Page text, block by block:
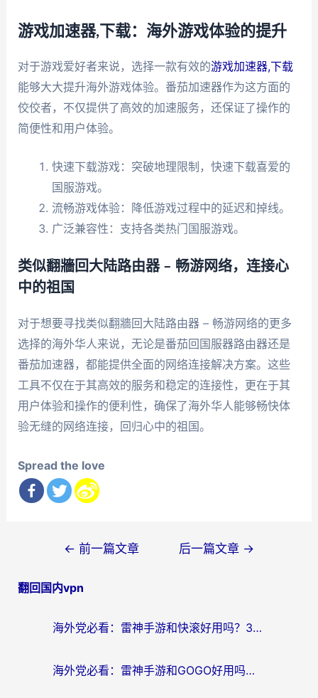
游戏加速器,下载：海外游戏体验的提升
对于游戏爱好者来说，选择一款有效的游戏加速器,下载
能够大大提升海外游戏体验。番茄加速器作为这方面的
佼佼者，不仅提供了高效的加速服务，还保证了操作的
简便性和用户体验。
快速下载游戏：突破地理限制，快速下载喜爱的
国服游戏。
流畅游戏体验：降低游戏过程中的延迟和掉线。
广泛兼容性：支持各类热门国服游戏。
类似翻牆回大陆路由器 – 畅游网络，连接心
中的祖国
对于想要寻找类似翻牆回大陆路由器 – 畅游网络的更多
选择的海外华人来说，无论是番茄回国服器路由器还是
番茄加速器，都能提供全面的网络连接解决方案。这些
工具不仅在于其高效的服务和稳定的连接性，更在于其
用户体验和操作的便利性，确保了海外华人能够畅快体
验无缝的网络连接，回归心中的祖国。
Spread the love
导
← 前一篇文章 后一篇文章 →
翻回国内vpn
海外党必看：雷神手游和快滚好用吗？3步选对回国加速器无缝刷国内资源
海外党必看：雷神手游和GOGO好用吗？3步选对回国加速器，无缝刷剧玩原神